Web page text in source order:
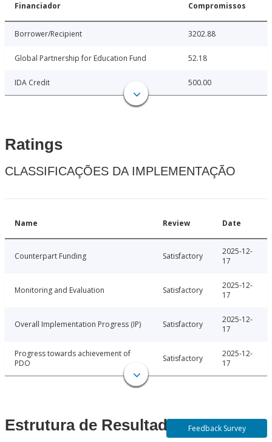
Financiador Compromissos
Borrower/Recipient 3202.88
Global Partnership for Education Fund 52.18
IDA Credit 500.00
Ratings
CLASSIFICAÇÕES DA IMPLEMENTAÇÃO
Name Review Date
Counterpart Funding Satisfactory
2025-12-
17
Monitoring and Evaluation Satisfactory
2025-12-
17
Overall Implementation Progress (IP) Satisfactory
2025-12-
17
Progress towards achievement of
PDO
Satisfactory
2025-12-
17
Estrutura de Resultados Feedback Survey